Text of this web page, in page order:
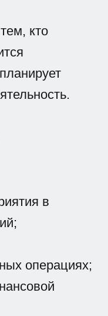
кто
в
операциях;